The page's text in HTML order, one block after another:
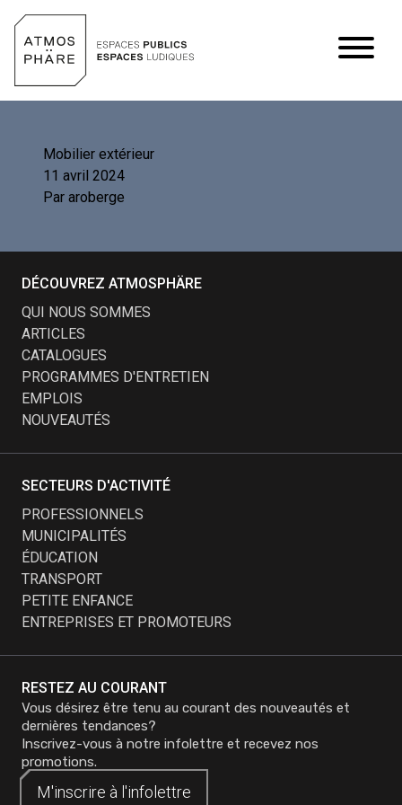
Mobilier extérieur
11 avril 2024
Par aroberge
RESTEZ AU COURANT
Vous désirez être tenu au courant des nouveautés et
dernières tendances?
Inscrivez-vous à notre infolettre et recevez nos
promotions.
M'inscrire à l'infolettre
M'inscrire à l'infolettre
DÉCOUVREZ ATMOSPHÄRE
QUI NOUS SOMMES
ARTICLES
CATALOGUES
PROGRAMMES D'ENTRETIEN
EMPLOIS
NOUVEAUTÉS
SECTEURS D'ACTIVITÉ
PROFESSIONNELS
MUNICIPALITÉS
ÉDUCATION
TRANSPORT
PETITE ENFANCE
ENTREPRISES ET PROMOTEURS